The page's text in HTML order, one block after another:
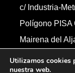
c/ Industria-
Polígono PISA
Mairena del
Formulario de
Utilizamos cookies
nuestra web.